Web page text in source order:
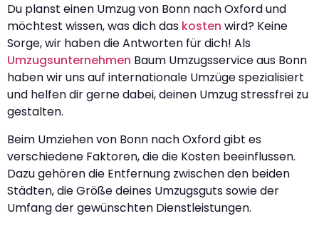
Du planst einen Umzug von Bonn nach Oxford und
möchtest wissen, was dich das kosten wird? Keine
Sorge, wir haben die Antworten für dich! Als
Umzugsunternehmen Baum Umzugsservice aus Bonn
haben wir uns auf internationale Umzüge spezialisiert
und helfen dir gerne dabei, deinen Umzug stressfrei zu
gestalten.
Beim Umziehen von Bonn nach Oxford gibt es
verschiedene Faktoren, die die Kosten beeinflussen.
Dazu gehören die Entfernung zwischen den beiden
Städten, die Größe deines Umzugsguts sowie der
Umfang der gewünschten Dienstleistungen.